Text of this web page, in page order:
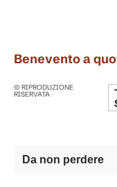
Benevento a
© RIPRODUZIONE
RISERVATA
Da non perdere